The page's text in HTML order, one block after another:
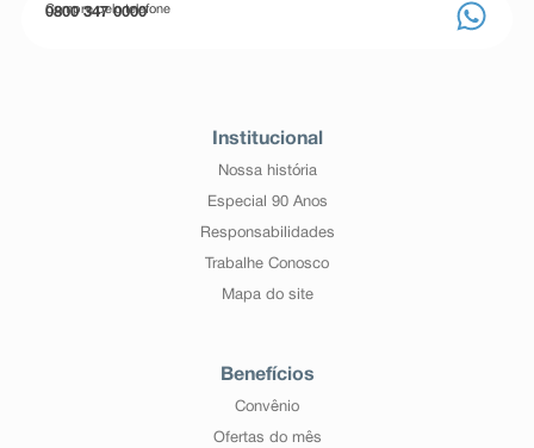
Compre pelo telefone
0800 347 0000
Institucional
Nossa história
Especial 90 Anos
Responsabilidades
Trabalhe Conosco
Mapa do site
Benefícios
Convênio
Ofertas do mês